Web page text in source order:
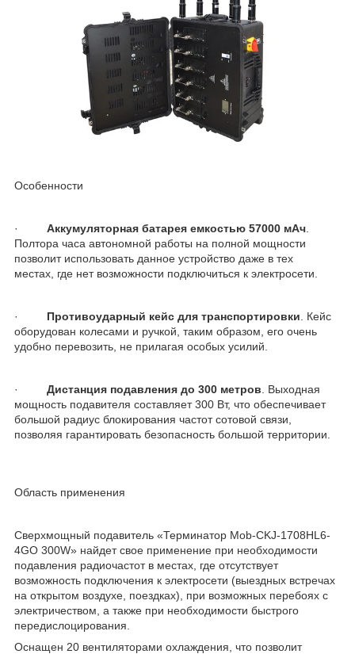
Особенности
· Аккумуляторная батарея емкостью 57000 мАч
Полтора часа автономной работы на полной мощности
позволит использовать данное устройство даже в тех
местах, где нет возможности подключиться к электросети.
· Противоударный кейс для транспортировки . Кейс
оборудован колесами и ручкой, таким образом, его очень
удобно перевозить, не прилагая особых усилий.
· Дистанция подавления до 300 метров . Выходная
мощность подавителя составляет 300 Вт, что обеспечивает
большой радиус блокирования частот сотовой связи,
позволяя гарантировать безопасность большой территории.
Область применения
Сверхмощный подавитель «Терминатор Mob-CKJ-1708HL6-
4GO 300W» найдет свое применение при необходимости
подавления радиочастот в местах, где отсутствует
возможность подключения к электросети (выездных встречах
на открытом воздухе, поездках), при возможных перебоях с
электричеством, а также при необходимости быстрого
передислоцирования.
Оснащен 20 вентиляторами охлаждения, что позволит